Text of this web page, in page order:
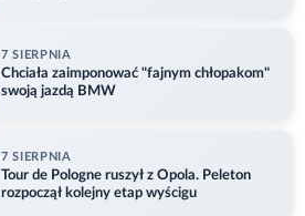
7 SIERPNIA
Chciała zaimponować "fajnym chłopakom"
swoją jazdą BMW
7 SIERPNIA
Tour de Pologne ruszył z Opola. Peleton
rozpoczął kolejny etap wyścigu